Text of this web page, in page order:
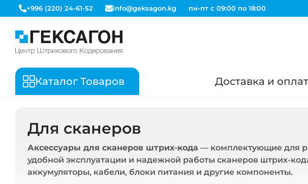
+996 (220) 24-61-52 info@geksagon.kg пн-пт с 09:00 по 18:00
Каталог Товаров Доставка и
Для сканеров
Аксессуары для сканеров штрих-кода — комплектующие для
удобной эксплуатации и надежной работы сканеров штрих-
аккумуляторы, кабели, блоки питания и другие компоненты.